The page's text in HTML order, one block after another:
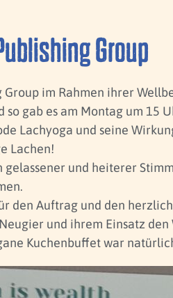
Group
im Rahmen ihrer
gab es am Montag um 15
Lachyoga und seine
Lachen!
und heiterer
den Auftrag und den
und ihrem Einsatz
Kuchenbuffet war